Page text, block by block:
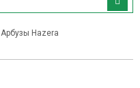
Арбузы Hazera